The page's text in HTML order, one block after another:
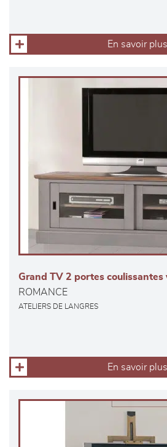
En savoir plus
Grand TV 2 portes coulissantes
ROMANCE
ATELIERS DE LANGRES
En savoir plus